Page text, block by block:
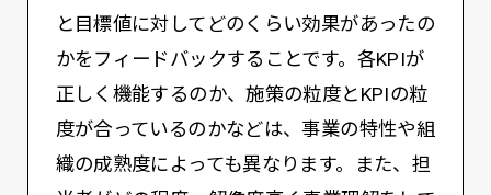
と目標値に対してどのくらい効果があったの
かをフィードバックすることです。各KPIが
正しく機能するのか、施策の粒度とKPIの粒
度が合っているのかなどは、事業の特性や組
織の成熟度によっても異なります。また、担